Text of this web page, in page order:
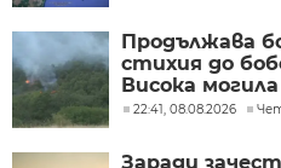
Продължава
стихия до
Висока могила
22:41, 08.08.2026
Заради